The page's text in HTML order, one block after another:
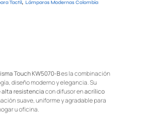
Tactil Lámparas Modernas Colombia
Touch KW5070-Bes la combinación
diseño moderno y elegancia. Su
alta resistenciacon difusor enacrílico
suave, uniforme y agradable para
u oficina.